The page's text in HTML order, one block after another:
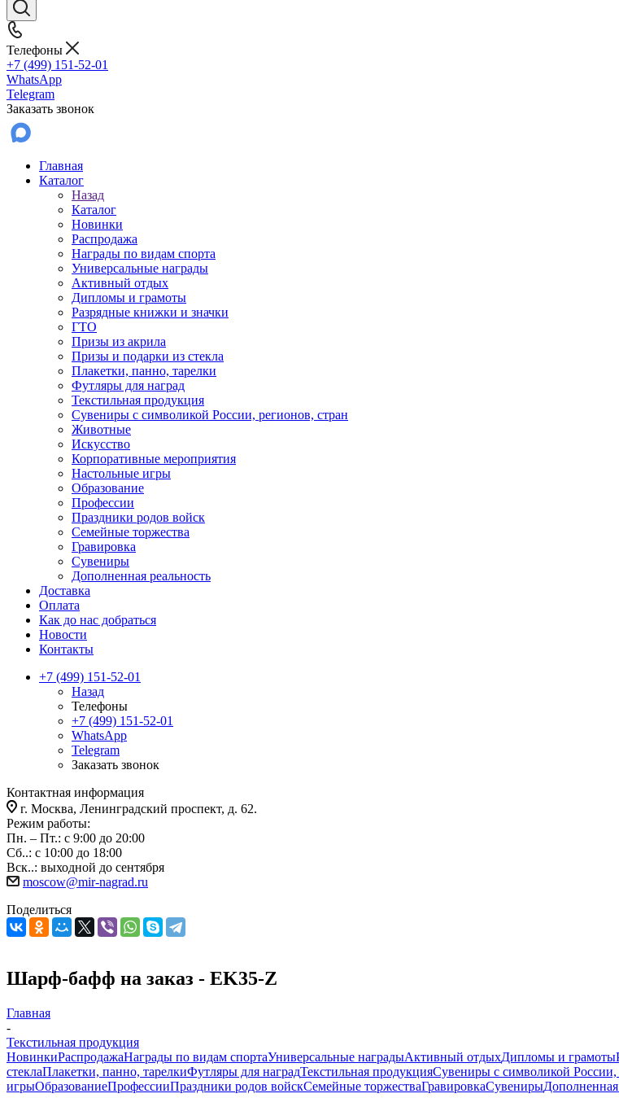
Телефоны
+7 (499) 151-52-01
WhatsApp
Telegram
Заказать звонок
Главная
Каталог
Назад
Каталог
Новинки
Распродажа
Награды по видам спорта
Универсальные награды
Активный отдых
Дипломы и грамоты
Разрядные книжки и значки
ГТО
Призы из акрила
Призы и подарки из стекла
Плакетки, панно, тарелки
Футляры для наград
Текстильная продукция
Сувениры с символикой России, регионов, стран
Животные
Искусство
Корпоративные мероприятия
Настольные игры
Образование
Профессии
Праздники родов войск
Семейные торжества
Гравировка
Сувениры
Дополненная реальность
Доставка
Оплата
Как до нас добраться
Новости
Контакты
+7 (499) 151-52-01
Назад
Телефоны
+7 (499) 151-52-01
WhatsApp
Telegram
Заказать звонок
Контактная информация
г. Москва, Ленинградский проспект, д. 62.
Режим работы:
Пн. – Пт.: с 9:00 до 20:00
Сб..: с 10:00 до 18:00
Вск..: выходной до сентября
moscow@mir-nagrad.ru
Поделиться
Шарф-бафф на заказ - EK35-Z
Главная
-
Текстильная продукция
НовинкиРаспродажаНаграды по видам спортаУниверсальные наградыАктивный отдыхДипломы и грамоты
стеклаПлакетки, панно, тарелкиФутляры для наградТекстильная продукцияСувениры с символикой России,
игрыОбразованиеПрофессииПраздники родов войскСемейные торжестваГравировкаСувенирыДополненная